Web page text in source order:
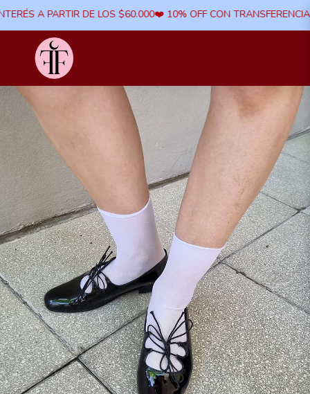
A PARTIR DE LOS $60.000​❤️ 10% OFF CON TRANSFERENCIA ​❤️